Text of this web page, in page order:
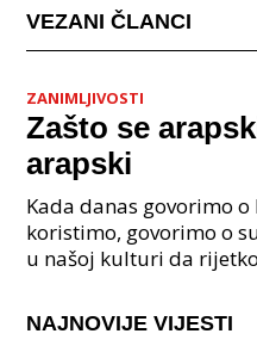
VEZANI ČLANCI
ZANIMLJIVOSTI
Zašto se
arapski
Kada danas govorimo
koristimo, govorimo o
u našoj kulturi da
NAJNOVIJE VIJESTI